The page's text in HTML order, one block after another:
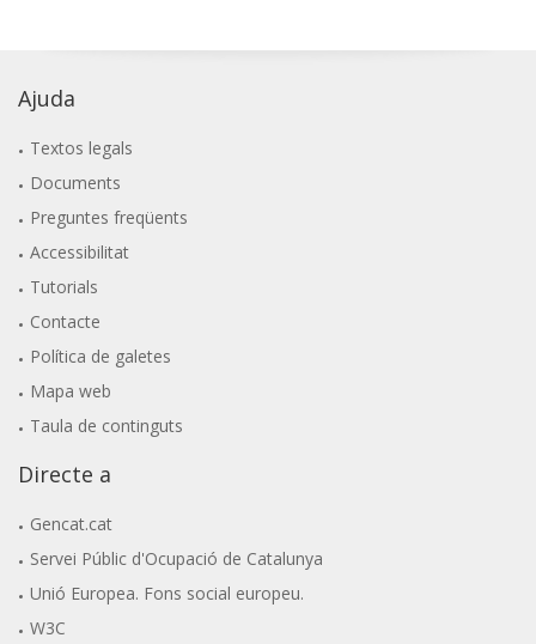
Ajuda
Textos legals
Documents
Preguntes freqüents
Accessibilitat
Tutorials
Contacte
Política de galetes
Mapa web
Taula de continguts
Directe a
Gencat.cat
Servei Públic d'Ocupació de Catalunya
Unió Europea. Fons social europeu.
W3C